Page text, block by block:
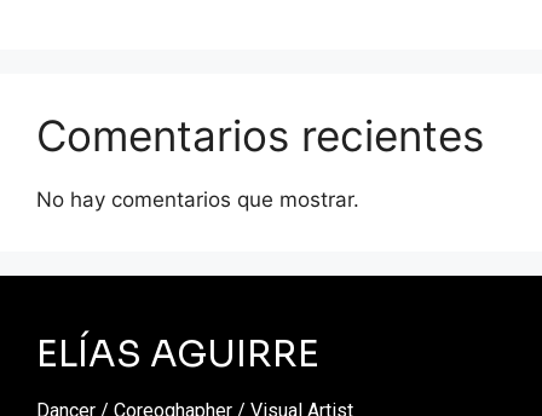
Comentarios recientes
No hay comentarios que mostrar.
ELÍAS AGUIRRE
Dancer / Coreoghapher / Visual Artist